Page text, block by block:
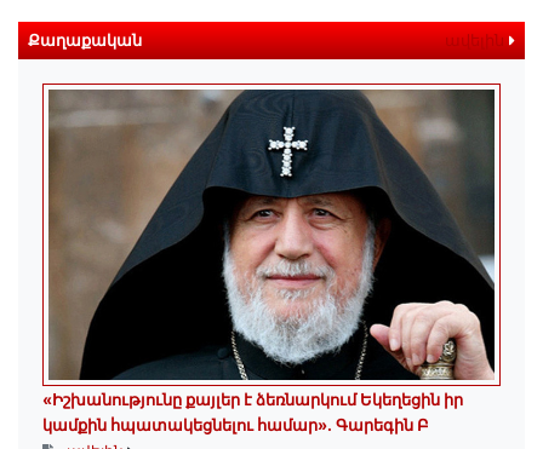
Քաղաքական ավելին
«Իշխանությունը քայլեր է ձեռնարկում Եկեղեցին իր
կամքին հպատակեցնելու համար»․ Գարեգին Բ